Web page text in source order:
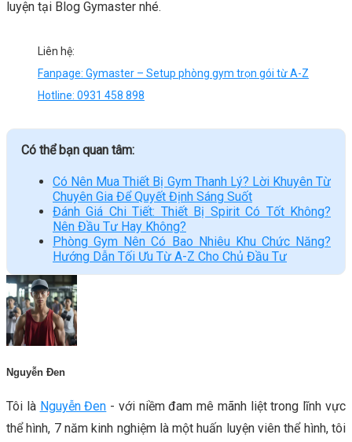
luyện tại Blog Gymaster nhé.
Liên hệ:
Fanpage: Gymaster – Setup phòng gym trọn gói từ A-Z
Hotline: 0931 458 898
Có thể bạn quan tâm:
Có Nên Mua Thiết Bị Gym Thanh Lý? Lời Khuyên Từ
Chuyên Gia Để Quyết Định Sáng Suốt
Đánh Giá Chi Tiết: Thiết Bị Spirit Có Tốt Không?
Nên Đầu Tư Hay Không?
Phòng Gym Nên Có Bao Nhiêu Khu Chức Năng?
Hướng Dẫn Tối Ưu Từ A-Z Cho Chủ Đầu Tư
Nguyễn Đen
Tôi là Nguyễn Đen - với niềm đam mê mãnh liệt trong lĩnh vực
thể hình, 7 năm kinh nghiệm là một huấn luyện viên thể hình, tôi